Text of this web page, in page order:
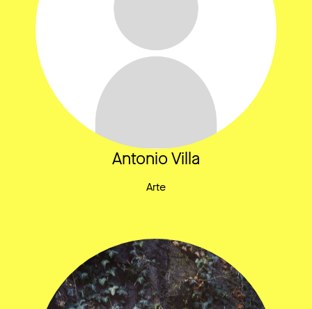
Antonio Villa
Arte